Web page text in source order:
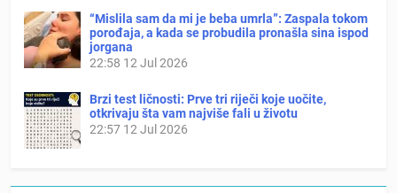
“Mislila sam da mi je beba umrla”: Zaspala tokom
porođaja, a kada se probudila pronašla sina ispod
jorgana
22:58 12 Jul 2026
Brzi test ličnosti: Prve tri riječi koje uočite,
otkrivaju šta vam najviše fali u životu
22:57 12 Jul 2026